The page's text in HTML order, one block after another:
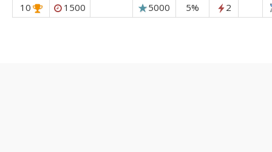
10
1500 5000 5% 2